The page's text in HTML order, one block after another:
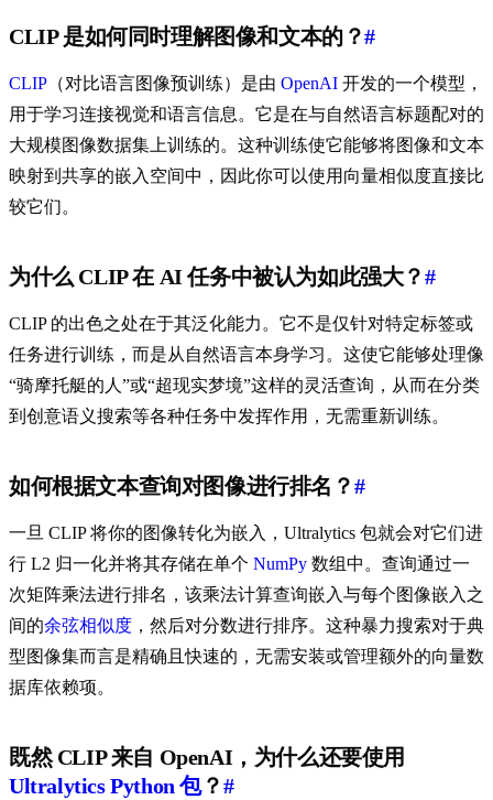
CLIP 是如何同时理解图像和文本的？#
CLIP （对比语言图像预训练）是由 OpenAI 开发的一个模型，
用于学习连接视觉和语言信息。它是在与自然语言标题配对的
大规模图像数据集上训练的。这种训练使它能够将图像和文本
映射到共享的嵌入空间中，因此你可以使用向量相似度直接比
较它们。
为什么 CLIP 在 AI 任务中被认为如此强大？#
CLIP 的出色之处在于其泛化能力。它不是仅针对特定标签或
任务进行训练，而是从自然语言本身学习。这使它能够处理像
“骑摩托艇的人”或“超现实梦境”这样的灵活查询，从而在分类
到创意语义搜索等各种任务中发挥作用，无需重新训练。
如何根据文本查询对图像进行排名？#
一旦 CLIP 将你的图像转化为嵌入，Ultralytics 包就会对它们进
行 L2 归一化并将其存储在单个 NumPy 数组中。查询通过一
次矩阵乘法进行排名，该乘法计算查询嵌入与每个图像嵌入之
间的余弦相似度 ，然后对分数进行排序。这种暴力搜索对于典
型图像集而言是精确且快速的，无需安装或管理额外的向量数
据库依赖项。
既然 CLIP 来自 OpenAI，为什么还要使用
Ultralytics Python 包？#